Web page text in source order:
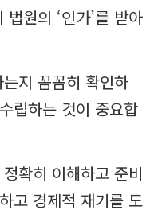
원의 ‘인가’를 받아
지 꼼꼼히 확인하
립하는 것이 중요합
확히 이해하고 준비
고 경제적 재기를 도